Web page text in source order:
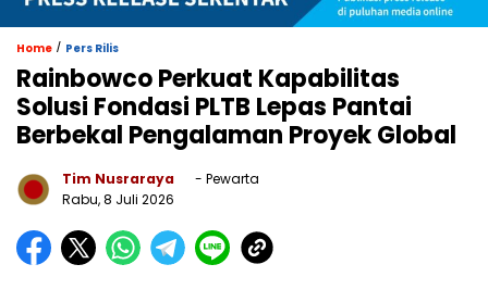
Home / Pers Rilis
Rainbowco Perkuat Kapabilitas
Solusi Fondasi PLTB Lepas Pantai
Berbekal Pengalaman Proyek Global
Tim Nusraraya
- Pewarta
Rabu, 8 Juli 2026